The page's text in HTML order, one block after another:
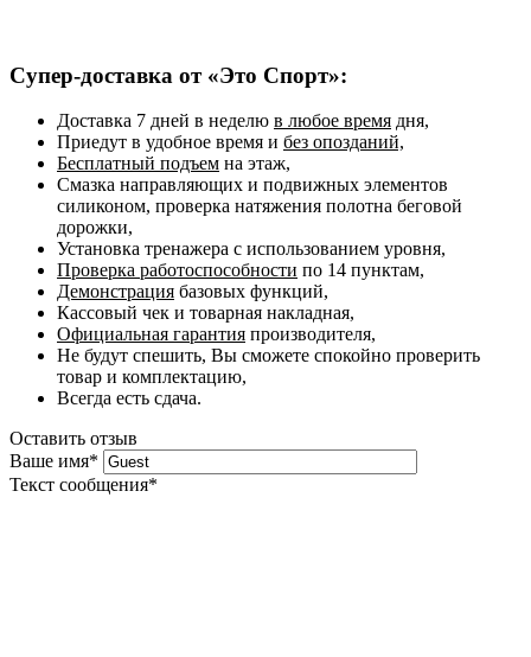
Супер-доставка от «Это Спорт»:
Доставка 7 дней в неделю в любое время дня,
Приедут в удобное время и без опозданий,
Бесплатный подъем на этаж,
Смазка направляющих и подвижных элементов
силиконом, проверка натяжения полотна беговой
дорожки,
Установка тренажера с использованием уровня,
Проверка работоспособности по 14 пунктам,
Демонстрация базовых функций,
Кассовый чек и товарная накладная,
Официальная гарантия производителя,
Не будут спешить, Вы сможете спокойно проверить
товар и комплектацию,
Всегда есть сдача.
Оставить отзыв
Ваше имя*
Текст сообщения*